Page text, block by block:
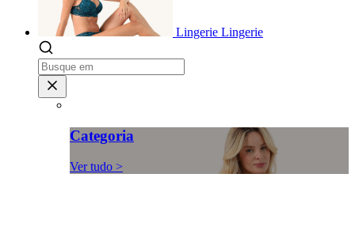
Lingerie Lingerie
Categoria
Ver tudo >